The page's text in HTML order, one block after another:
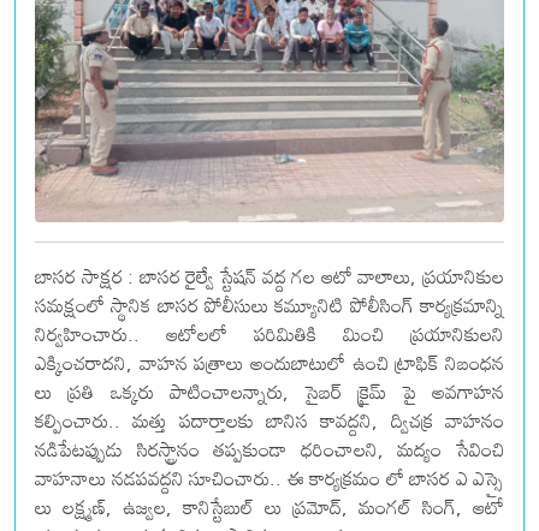
బాసర సాక్షర : బాసర రైల్వే స్టేషన్ వద్ద గల ఆటో వాలాలు, ప్రయానికుల
సమక్షంలో స్థానిక బాసర పోలీసులు కమ్యూనిటి పోలీసింగ్ కార్యక్రమాన్ని
నిర్వహించారు.. ఆటోలలో పరిమితికి మించి ప్రయానికులని
ఎక్కించరాదని, వాహన పత్రాలు అందుబాటులో ఉంచి ట్రాఫిక్ నిబంధన
లు ప్రతి ఒక్కరు పాటించాలన్నారు, సైబర్ క్రైమ్ పై అవగాహన
కల్పించారు.. మత్తు పదార్తాలకు బానిస కావద్దని, ద్విచక్ర వాహనం
నడిపేటప్పుడు సిరస్ట్రానం తప్పకుండా ధరించాలని, మద్యం సేవించి
వాహనాలు నడపవద్దని సూచించారు.. ఈ కార్యక్రమం లో బాసర ఎ ఎస్సై
లు లక్ష్మణ్, ఉజ్వల, కానిస్టేబుల్ లు ప్రమోద్, మంగల్ సింగ్, ఆటో